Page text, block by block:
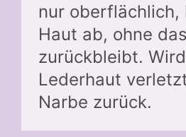
nur oberflächlich,
Haut ab, ohne
zurückbleibt.
Lederhaut
Narbe zurück.